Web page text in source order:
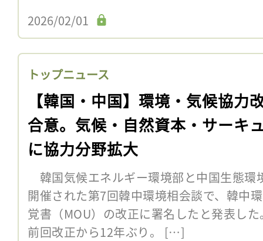
2026/02/01
トップニュース
【韓国・中国】環境・気候協力
合意。気候・自然資本・サーキ
に協力分野拡大
韓国気候エネルギー環境部と中国生態環
開催された第7回韓中環境相会談で、韓中
覚書（MOU）の改正に署名したと発表し
前回改正から12年ぶり。 […]